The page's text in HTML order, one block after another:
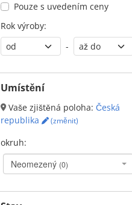
Pouze s uvedením ceny
Rok výroby:
-
Umístění
Vaše zjištěná poloha: Česká
republika
(změnit)
okruh:
Neomezený (0)